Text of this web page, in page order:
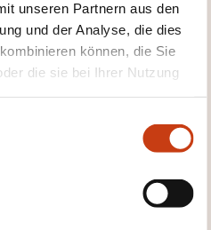
unseren Partnern aus den
und der Analyse, die dies
können, die Sie
die sie bei Ihrer Nutzung
EN